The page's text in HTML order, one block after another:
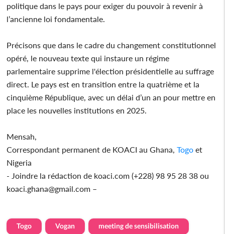
politique dans le pays pour exiger du pouvoir à revenir à
l’ancienne loi fondamentale.
Précisons que dans le cadre du changement constitutionnel
opéré, le nouveau texte qui instaure un régime
parlementaire supprime l'élection présidentielle au suffrage
direct. Le pays est en transition entre la quatrième et la
cinquième République, avec un délai d’un an pour mettre en
place les nouvelles institutions en 2025.
Mensah,
Correspondant permanent de KOACI au Ghana,Togo et
Nigeria
- Joindre la rédaction de koaci.com (+228) 98 95 28 38 ou
koaci.ghana@gmail.com –
Togo Vogan meeting de sensibilisation